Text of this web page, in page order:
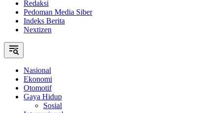
Redaksi
Pedoman Media Siber
Indeks Berita
Nextizen
Nasional
Ekonomi
Otomotif
Gaya Hidup
Sosial